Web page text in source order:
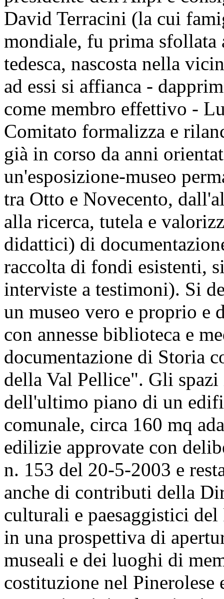
David Terracini (la cui
mondiale, fu prima sfollata
tedesca, nascosta nella
ad essi si affianca -
come membro effettivo -
Comitato formalizza e
già in corso da anni
un'esposizione-museo
tra Otto e Novecento,
alla ricerca, tutela e
didattici) di
raccolta di fondi esistenti,
interviste a testimoni). Si
un museo vero e proprio e
con annesse biblioteca e
documentazione di Storia
della Val Pellice". Gli
dell'ultimo piano di un
comunale, circa 160 mq
edilizie approvate con
n. 153 del 20-5-2003 e
anche di contributi della
culturali e paesaggistici
in una prospettiva di
museali e dei luoghi di
costituzione nel